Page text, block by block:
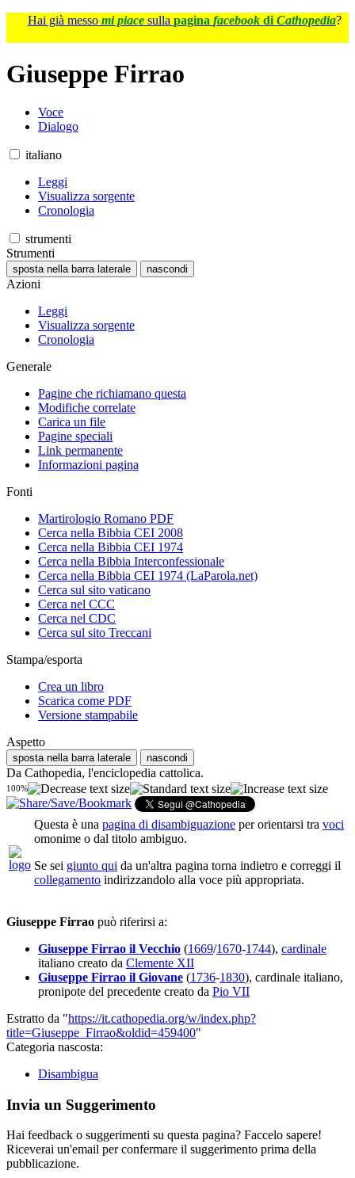
Hai già messo mi piace sulla pagina facebook di Cathopedia?
Giuseppe Firrao
Voce
Dialogo
italiano
Leggi
Visualizza sorgente
Cronologia
strumenti
Strumenti
sposta nella barra laterale nascondi
Azioni
Leggi
Visualizza sorgente
Cronologia
Generale
Pagine che richiamano questa
Modifiche correlate
Carica un file
Pagine speciali
Link permanente
Informazioni pagina
Fonti
Martirologio Romano PDF
Cerca nella Bibbia CEI 2008
Cerca nella Bibbia CEI 1974
Cerca nella Bibbia Interconfessionale
Cerca nella Bibbia CEI 1974 (LaParola.net)
Cerca sul sito vaticano
Cerca nel CCC
Cerca nel CDC
Cerca sul sito Treccani
Stampa/esporta
Crea un libro
Scarica come PDF
Versione stampabile
Aspetto
sposta nella barra laterale nascondi
Da Cathopedia, l'enciclopedia cattolica.
100%
Questa è una pagina di disambiguazione per orientarsi tra voci
omonime o dal titolo ambiguo.
Se sei giunto qui da un'altra pagina torna indietro e correggi il
collegamento indirizzandolo alla voce più appropriata.
Giuseppe Firrao può riferirsi a:
Giuseppe Firrao il Vecchio (1669/1670-1744), cardinale
italiano creato da Clemente XII
Giuseppe Firrao il Giovane (1736-1830), cardinale italiano,
pronipote del precedente creato da Pio VII
Estratto da "https://it.cathopedia.org/w/index.php?
title=Giuseppe_Firrao&oldid=459400"
Categoria nascosta:
Disambigua
Invia un Suggerimento
Hai feedback o suggerimenti su questa pagina? Faccelo sapere!
Riceverai un'email per confermare il suggerimento prima della
pubblicazione.